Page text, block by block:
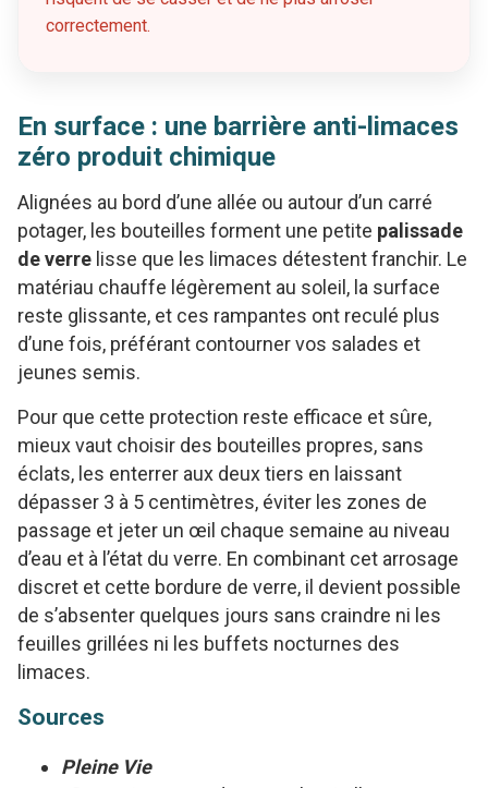
correctement.
En surface : une barrière anti-limaces
zéro produit chimique
Alignées au bord d’une allée ou autour d’un carré
potager, les bouteilles forment une petite palissade
de verre lisse que les limaces détestent franchir. Le
matériau chauffe légèrement au soleil, la surface
reste glissante, et ces rampantes ont reculé plus
d’une fois, préférant contourner vos salades et
jeunes semis.
Pour que cette protection reste efficace et sûre,
mieux vaut choisir des bouteilles propres, sans
éclats, les enterrer aux deux tiers en laissant
dépasser 3 à 5 centimètres, éviter les zones de
passage et jeter un œil chaque semaine au niveau
d’eau et à l’état du verre. En combinant cet arrosage
discret et cette bordure de verre, il devient possible
de s’absenter quelques jours sans craindre ni les
feuilles grillées ni les buffets nocturnes des
limaces.
Sources
Pleine Vie